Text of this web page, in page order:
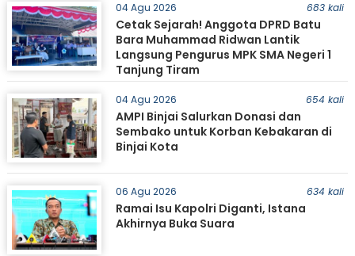
04 Agu 2026 683 kali
Cetak Sejarah! Anggota DPRD Batu
Bara Muhammad Ridwan Lantik
Langsung Pengurus MPK SMA Negeri 1
Tanjung Tiram
04 Agu 2026 654 kali
AMPI Binjai Salurkan Donasi dan
Sembako untuk Korban Kebakaran di
Binjai Kota
06 Agu 2026 634 kali
Ramai Isu Kapolri Diganti, Istana
Akhirnya Buka Suara